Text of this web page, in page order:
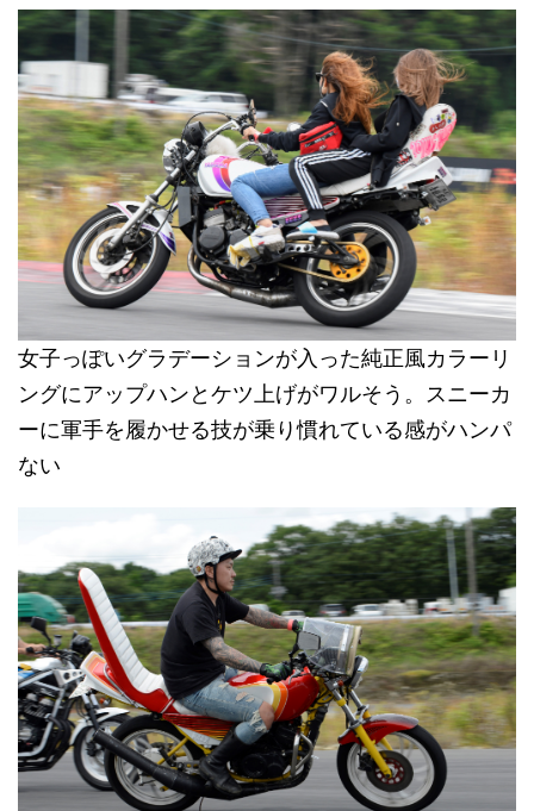
女子っぽいグラデーションが入った純正風カラーリ
ングにアップハンとケツ上げがワルそう。スニーカ
ーに軍手を履かせる技が乗り慣れている感がハンパ
ない